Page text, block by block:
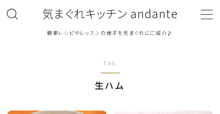
気まぐれキッチン andante
簡単レシピやレッスンの様子を気まぐれにご紹介♪
TAG
生ハム